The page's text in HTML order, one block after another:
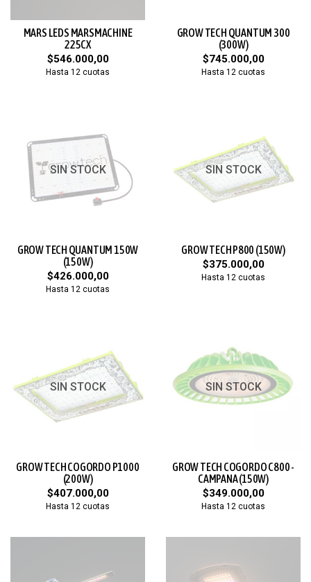
MARS LEDS MARSMACHINE
225CX
$546.000,00
Hasta 12 cuotas
GROW TECH QUANTUM 300
(300W)
$745.000,00
Hasta 12 cuotas
SIN STOCK
GROW TECH QUANTUM 150W
(150W)
$426.000,00
Hasta 12 cuotas
SIN STOCK
GROW TECH P800 (150W)
$375.000,00
Hasta 12 cuotas
SIN STOCK
GROW TECH COGORDO P1000
(200W)
$407.000,00
Hasta 12 cuotas
SIN STOCK
GROW TECH COGORDO C800 -
CAMPANA (150W)
$349.000,00
Hasta 12 cuotas